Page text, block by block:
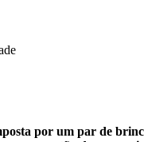
por um par de